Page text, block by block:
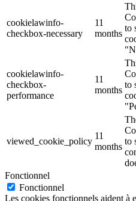
cookielawinfo-
checkbox-necessary
11
months
to
cookielawinfo-
checkbox-
performance
11
months
to
viewed_cookie_policy
11
months
to
Fonctionnel
Fonctionnel
Les cookies fonctionnels aident à